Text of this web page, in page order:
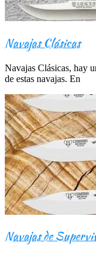
Navajas Clásicas
Navajas Clásicas, hay
de estas navajas. En
Navajas de